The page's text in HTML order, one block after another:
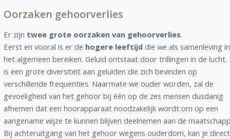
Oorzaken gehoorverlies
Er zijn twee grote oorzaken van gehoorverlies.
Eerst en vooral is er de hogere leeftijd die we als samenleving in
het algemeen bereiken. Geluid ontstaat door trillingen in de lucht.
is een grote diversiteit aan geluiden die zich bevinden op
verschillende frequenties. Naarmate we ouder worden, zal de
gevoeligheid van het gehoor bij één op de zes mensen dusdanig
afnemen dat een hoorapparaat noodzakelijk wordt om op een
aangename wijze te kunnen blijven deelnemen aan de
Bij achteruitgang van het gehoor wegens ouderdom, kan je direct